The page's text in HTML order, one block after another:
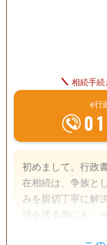
相続手
e行
初めまして。行政
在相続は、争族と
みを親切丁寧に解
活を送る為にも、